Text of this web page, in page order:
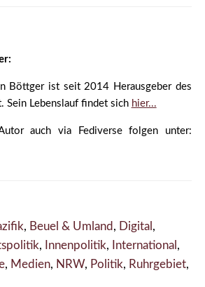
Böttger ist seit 2014 Herausgeber des
Sein Lebenslauf findet sich hier...
auch via Fediverse folgen unter:
, Beuel & Umland , Digital ,
, Innenpolitik, International ,
, Medien, NRW, Politik, Ruhrgebiet,